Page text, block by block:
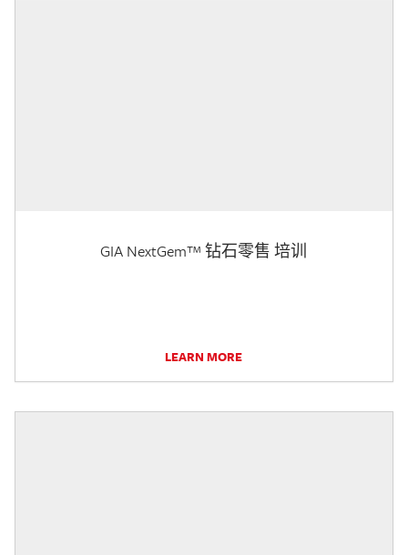
GIA NextGem™ 钻石零售 培训
LEARN MORE